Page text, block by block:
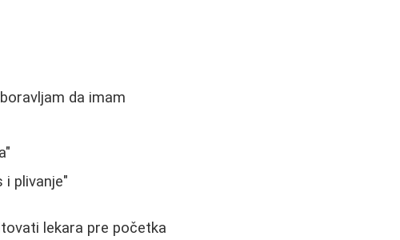
da imam
plivanje"
lekara pre početka